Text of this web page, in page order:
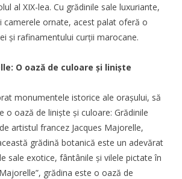
al XIX-lea. Cu grădinile sale luxuriante,
camerele ornate, acest palat oferă o
și rafinamentului curții marocane.
O oază de culoare și liniște
monumentele istorice ale orașului, să
o oază de liniște și culoare: Grădinile
artistul francez Jacques Majorelle,
grădină botanică este un adevărat
sale exotice, fântânile și vilele pictate în
grădina este o oază de